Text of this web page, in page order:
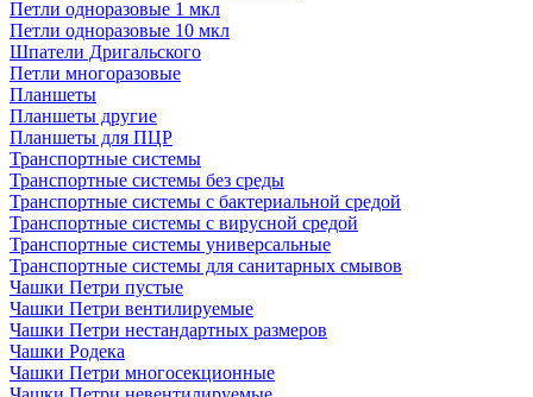
Петли одноразовые 1 мкл
Петли одноразовые 10 мкл
Шпатели Дригальского
Петли многоразовые
Планшеты
Планшеты другие
Планшеты для ПЦР
Транспортные системы
Транспортные системы без среды
Транспортные системы с бактериальной средой
Транспортные системы с вирусной средой
Транспортные системы универсальные
Транспортные системы для санитарных смывов
Чашки Петри пустые
Чашки Петри вентилируемые
Чашки Петри нестандартных размеров
Чашки Родека
Чашки Петри многосекционные